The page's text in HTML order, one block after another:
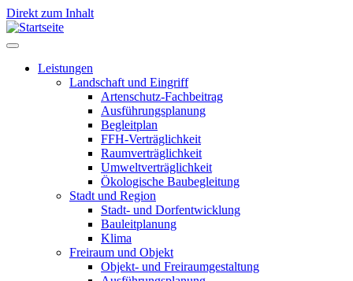
Direkt zum Inhalt
Leistungen
Leistungen
Landschaft und Eingriff
Artenschutz-Fachbeitrag
Ausführungsplanung
Begleitplan
FFH-Verträglichkeit
Raumverträglichkeit
Umweltverträglichkeit
Ökologische Baubegleitung
Stadt und Region
Stadt- und Dorfentwicklung
Bauleitplanung
Klima
Freiraum und Objekt
Objekt- und Freiraumgestaltung